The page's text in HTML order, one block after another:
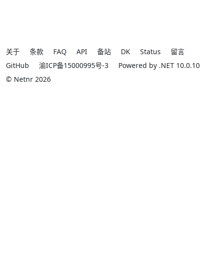
关于 条款 FAQ API 备站 DK Status
留言
GitHub
渝ICP备15000995号-3
Powered by .NET 10.0.10
© Netnr 2026